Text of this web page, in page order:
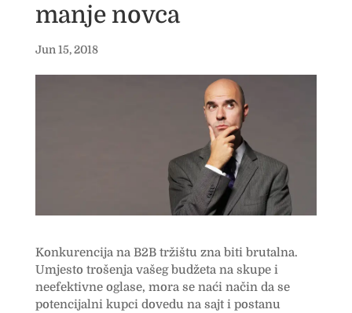
manje novca
Jun 15, 2018
Konkurencija na B2B tržištu zna biti brutalna.
Umjesto trošenja vašeg budžeta na skupe i
neefektivne oglase, mora se naći način da se
potencijalni kupci dovedu na sajt i postanu